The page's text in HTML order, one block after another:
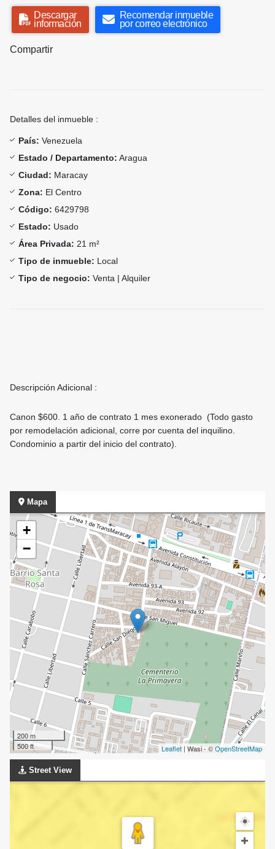
Descargar
información
Recomendar inmueble
por correo electrónico
Compartir
Detalles del inmueble :
País: Venezuela
Estado / Departamento: Aragua
Ciudad: Maracay
Zona: El Centro
Código: 6429798
Estado: Usado
Área Privada: 21 m²
Tipo de inmueble: Local
Tipo de negocio: Venta | Alquiler
Descripción Adicional :
Canon $600. 1 año de contrato 1 mes exonerado (Todo gasto
por remodelación adicional, corre por cuenta del inquilino.
Condominio a partir del inicio del contrato).
Mapa
+
−
200 m
500 ft
Leaflet | Wasi - ©OpenStreetMap
Street View